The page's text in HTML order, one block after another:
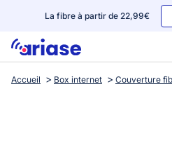
La fibre à partir de 22,99€
Box internet
Accueil Box internet Couverture